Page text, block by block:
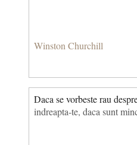
Winston Churchill
Daca se vorbeste rau
indreapta-te, daca sunt